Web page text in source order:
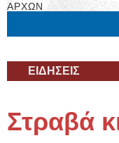
ΑΡΧΩΝ
ΕΙΔΗΣΕΙΣ
Στραβά